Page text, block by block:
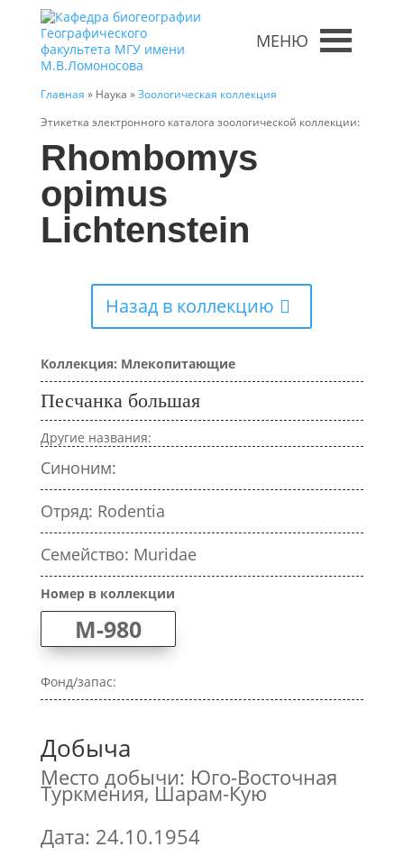
МЕНЮ
Главная » Наука »Зоологическая коллекция
Этикетка электронного каталога зоологической коллекции:
Rhombomys
opimus
Lichtenstein
Назад в коллекцию
Коллекция: Млекопитающие
Песчанка большая
Другие названия:
Синоним:
Отряд: Rodentia
Семейство: Muridae
Номер в коллекции
M-980
Фонд/запас:
Добыча
Место добычи: Юго-Восточная
Туркмения, Шарам-Кую
Дата: 24.10.1954